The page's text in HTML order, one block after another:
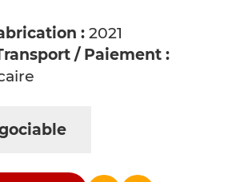
: 2021
/ Paiement :